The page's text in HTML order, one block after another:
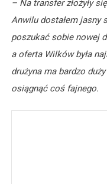
– Na transfer złożyły
Anwilu dostałem jasny
poszukać sobie nowej
a oferta Wilków była
drużyna ma bardzo
osiągnąć coś fajnego.